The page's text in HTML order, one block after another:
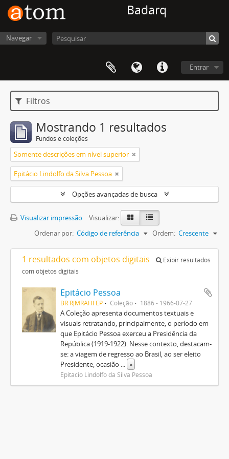
Badarq
Navegar
Entrar
Filtros
Mostrando 1 resultados
Fundos e coleções
Somente descrições em nível superior
Epitácio Lindolfo da Silva Pessoa
Opções avançadas de busca
Visualizar impressão
Visualizar:
Ordenar por: Código de referência Ordem: Crescente
1 resultados com objetos digitais
Exibir resultados
com objetos digitais
Epitácio Pessoa
BR RJMRAHI EP Coleção 1886 - 1966-07-27
A Coleção apresenta documentos textuais e
visuais retratando, principalmente, o período em
que Epitácio Pessoa exerceu a Presidência da
República (1919-1922). Nesse contexto, destacam-
se: a viagem de regresso ao Brasil, ao ser eleito
Presidente, ocasião ... »
Epitácio Lindolfo da Silva Pessoa